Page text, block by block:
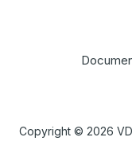
Copyright © 2026